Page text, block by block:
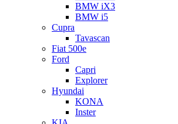
BMW iX3
BMW i5
Cupra
Tavascan
Fiat 500e
Ford
Capri
Explorer
Hyundai
KONA
Inster